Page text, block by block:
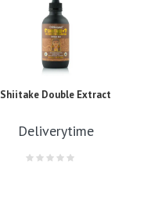
Shiitake Double Extract
Deliverytime